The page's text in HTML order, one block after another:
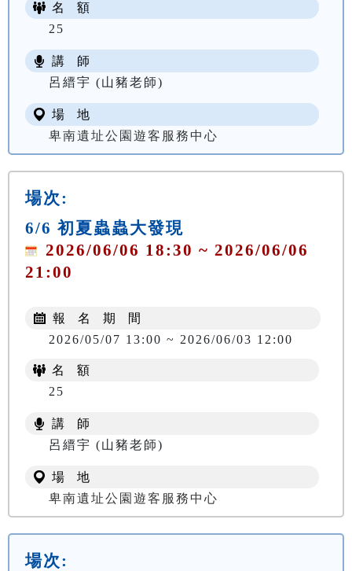
名 額
25
講 師
呂縉宇 (山豬老師)
場 地
卑南遺址公園遊客服務中心
場次:
6/6 初夏蟲蟲大發現
2026/06/06 18:30 ~ 2026/06/06
21:00
報 名 期 間
2026/05/07 13:00 ~ 2026/06/03 12:00
名 額
25
講 師
呂縉宇 (山豬老師)
場 地
卑南遺址公園遊客服務中心
場次: